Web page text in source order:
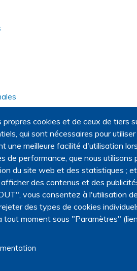
cookies et de ceux de tiers
qui sont nécessaires pour
une meilleure facilité d'utilisation
de performance, que nous utilisons
du site web et des statistiques ;
des contenus et des
vous consentez à l'utilisation
des types de cookies
moment sous "Paramètres"
sur la fin de vie
de consortia
interdisciplinaire
palliative